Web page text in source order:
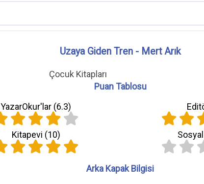
Uzaya Giden Tren - Mert Arık
Çocuk Kitapları
Puan Tablosu
YazarOkur'lar (6.3)
Kitapevi (10)
Arka Kapak Bilgisi